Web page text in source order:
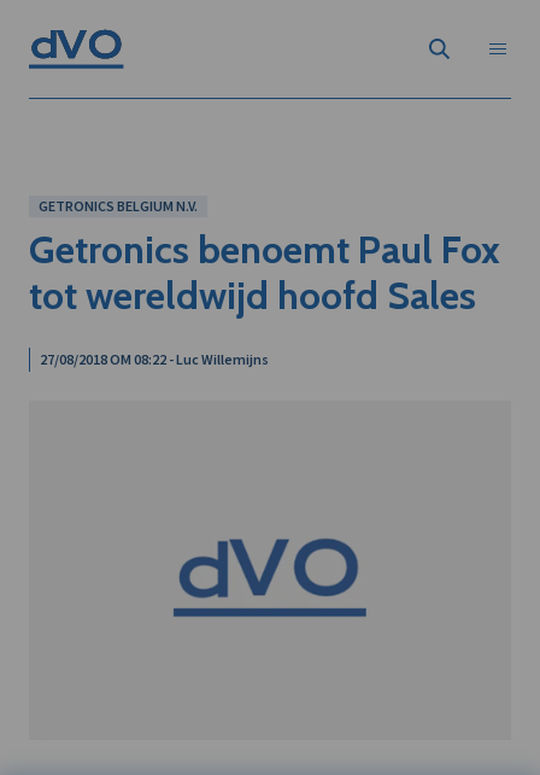
GETRONICS BELGIUM N.V.
Getronics benoemt Paul Fox
tot wereldwijd hoofd Sales
27/08/2018 OM 08:22 - Luc Willemijns